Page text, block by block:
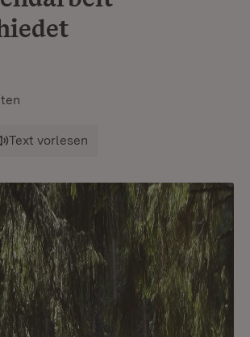
Text vorlesen